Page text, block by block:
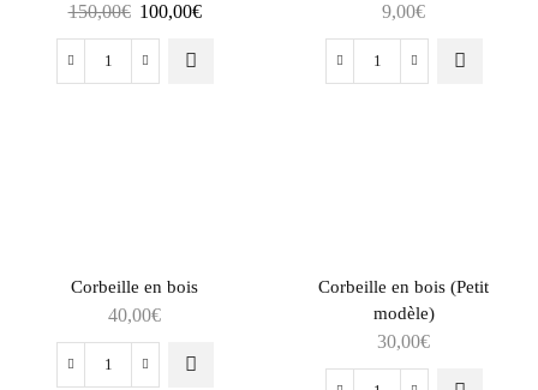
150,00€ 100,00€ 9,00€
Corbeille en bois
40,00€
Corbeille en bois (Petit
modèle)
30,00€